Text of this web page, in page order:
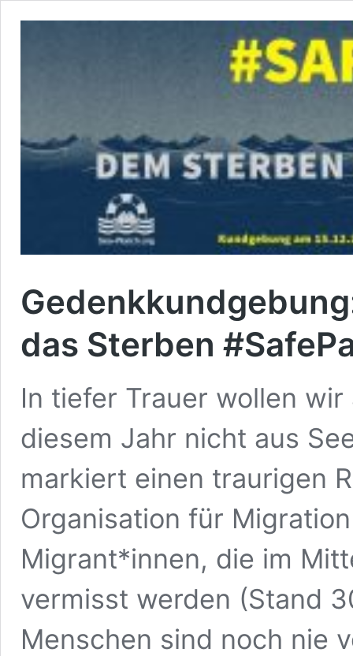
das Sterben
In tiefer Trauer wollen
diesem Jahr nicht aus
markiert einen traurigen
Organisation für
Migrant*innen, die im
vermisst werden (Stand
Menschen sind noch nie